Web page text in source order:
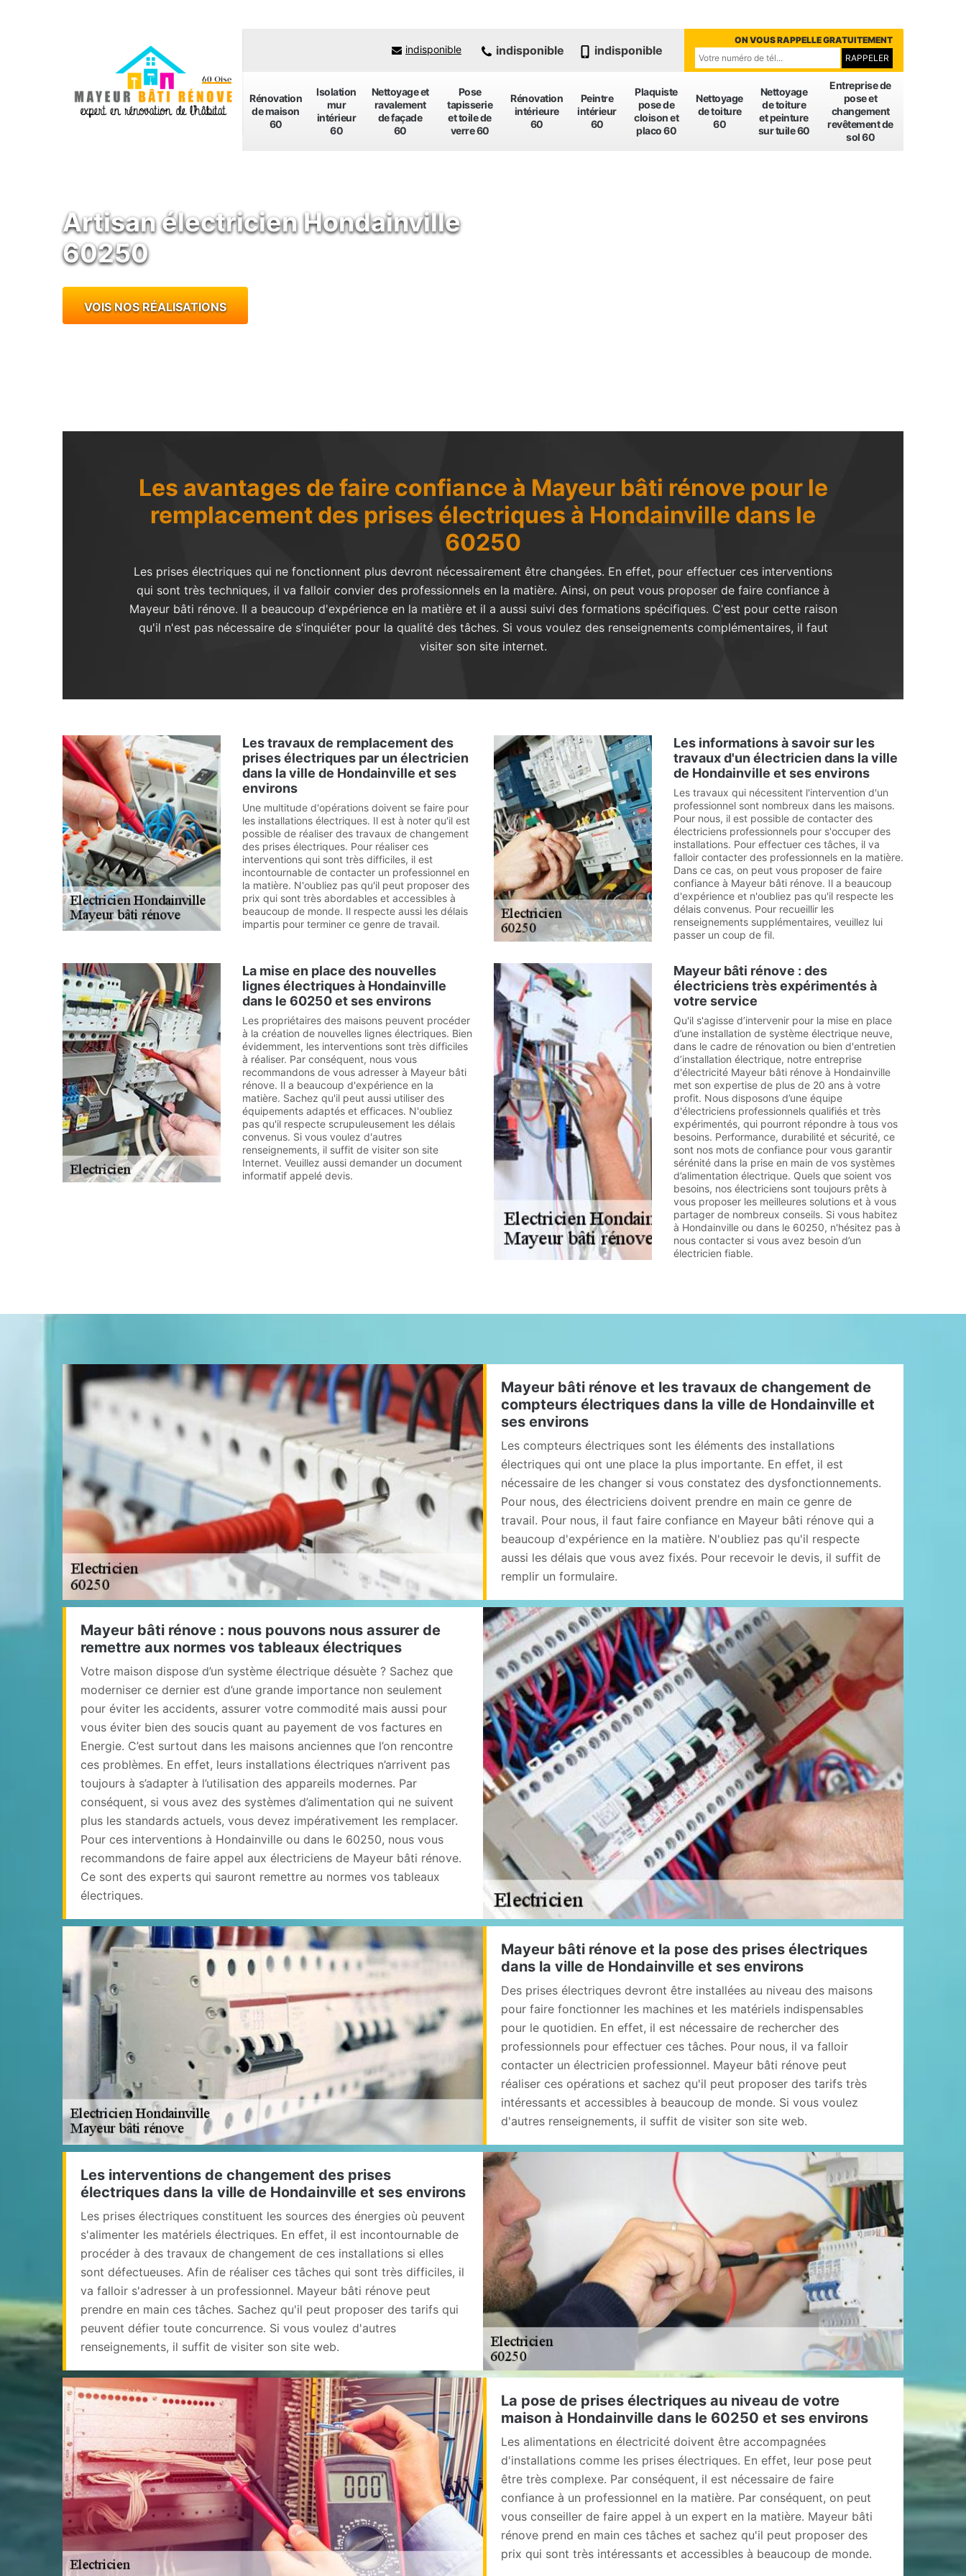
Rénovation
de maison
60
Isolation
mur
intérieur
60
Nettoyage et
ravalement
de façade
60
Pose
tapisserie
et toile de
verre 60
Rénovation
intérieure
60
Peintre
intérieur
60
Plaquiste
pose de
cloison et
placo 60
Nettoyage
de toiture
60
Nettoyage
de toiture
et peinture
sur tuile 60
Entreprise de
pose et
changement
revêtement de
sol 60
indisponible indisponible indisponible
ON VOUS RAPPELLE GRATUITEMENT
Artisan électricien Hondainville
60250
VOIS NOS RÉALISATIONS
Les avantages de faire confiance à Mayeur bâti rénove pour le
remplacement des prises électriques à Hondainville dans le
60250
Les prises électriques qui ne fonctionnent plus devront nécessairement être changées. En effet, pour effectuer ces interventions
qui sont très techniques, il va falloir convier des professionnels en la matière. Ainsi, on peut vous proposer de faire confiance à
Mayeur bâti rénove. Il a beaucoup d'expérience en la matière et il a aussi suivi des formations spécifiques. C'est pour cette raison
qu'il n'est pas nécessaire de s'inquiéter pour la qualité des tâches. Si vous voulez des renseignements complémentaires, il faut
visiter son site internet.
Les travaux de remplacement des
prises électriques par un électricien
dans la ville de Hondainville et ses
environs
Une multitude d'opérations doivent se faire pour
les installations électriques. Il est à noter qu'il est
possible de réaliser des travaux de changement
des prises électriques. Pour réaliser ces
interventions qui sont très difficiles, il est
incontournable de contacter un professionnel en
la matière. N'oubliez pas qu'il peut proposer des
prix qui sont très abordables et accessibles à
beaucoup de monde. Il respecte aussi les délais
impartis pour terminer ce genre de travail.
Les informations à savoir sur les
travaux d'un électricien dans la ville
de Hondainville et ses environs
Les travaux qui nécessitent l'intervention d'un
professionnel sont nombreux dans les maisons.
Pour nous, il est possible de contacter des
électriciens professionnels pour s'occuper des
installations. Pour effectuer ces tâches, il va
falloir contacter des professionnels en la matière.
Dans ce cas, on peut vous proposer de faire
confiance à Mayeur bâti rénove. Il a beaucoup
d'expérience et n'oubliez pas qu'il respecte les
délais convenus. Pour recueillir les
renseignements supplémentaires, veuillez lui
passer un coup de fil.
La mise en place des nouvelles
lignes électriques à Hondainville
dans le 60250 et ses environs
Les propriétaires des maisons peuvent procéder
à la création de nouvelles lignes électriques. Bien
évidemment, les interventions sont très difficiles
à réaliser. Par conséquent, nous vous
recommandons de vous adresser à Mayeur bâti
rénove. Il a beaucoup d'expérience en la
matière. Sachez qu'il peut aussi utiliser des
équipements adaptés et efficaces. N'oubliez
pas qu'il respecte scrupuleusement les délais
convenus. Si vous voulez d'autres
renseignements, il suffit de visiter son site
Internet. Veuillez aussi demander un document
informatif appelé devis.
Mayeur bâti rénove : des
électriciens très expérimentés à
votre service
Qu'il s'agisse d’intervenir pour la mise en place
d’une installation de système électrique neuve,
dans le cadre de rénovation ou bien d'entretien
d’installation électrique, notre entreprise
d'électricité Mayeur bâti rénove à Hondainville
met son expertise de plus de 20 ans à votre
profit. Nous disposons d’une équipe
d'électriciens professionnels qualifiés et très
expérimentés, qui pourront répondre à tous vos
besoins. Performance, durabilité et sécurité, ce
sont nos mots de confiance pour vous garantir
sérénité dans la prise en main de vos systèmes
d’alimentation électrique. Quels que soient vos
besoins, nos électriciens sont toujours prêts à
vous proposer les meilleures solutions et à vous
partager de nombreux conseils. Si vous habitez
à Hondainville ou dans le 60250, n'hésitez pas à
nous contacter si vous avez besoin d’un
électricien fiable.
Mayeur bâti rénove et les travaux de changement de
compteurs électriques dans la ville de Hondainville et
ses environs
Les compteurs électriques sont les éléments des installations
électriques qui ont une place la plus importante. En effet, il est
nécessaire de les changer si vous constatez des dysfonctionnements.
Pour nous, des électriciens doivent prendre en main ce genre de
travail. Pour nous, il faut faire confiance en Mayeur bâti rénove qui a
beaucoup d'expérience en la matière. N'oubliez pas qu'il respecte
aussi les délais que vous avez fixés. Pour recevoir le devis, il suffit de
remplir un formulaire.
Mayeur bâti rénove : nous pouvons nous assurer de
remettre aux normes vos tableaux électriques
Votre maison dispose d’un système électrique désuète ? Sachez que
moderniser ce dernier est d’une grande importance non seulement
pour éviter les accidents, assurer votre commodité mais aussi pour
vous éviter bien des soucis quant au payement de vos factures en
Energie. C’est surtout dans les maisons anciennes que l’on rencontre
ces problèmes. En effet, leurs installations électriques n’arrivent pas
toujours à s’adapter à l’utilisation des appareils modernes. Par
conséquent, si vous avez des systèmes d’alimentation qui ne suivent
plus les standards actuels, vous devez impérativement les remplacer.
Pour ces interventions à Hondainville ou dans le 60250, nous vous
recommandons de faire appel aux électriciens de Mayeur bâti rénove.
Ce sont des experts qui sauront remettre au normes vos tableaux
électriques.
Mayeur bâti rénove et la pose des prises électriques
dans la ville de Hondainville et ses environs
Des prises électriques devront être installées au niveau des maisons
pour faire fonctionner les machines et les matériels indispensables
pour le quotidien. En effet, il est nécessaire de rechercher des
professionnels pour effectuer ces tâches. Pour nous, il va falloir
contacter un électricien professionnel. Mayeur bâti rénove peut
réaliser ces opérations et sachez qu'il peut proposer des tarifs très
intéressants et accessibles à beaucoup de monde. Si vous voulez
d'autres renseignements, il suffit de visiter son site web.
Les interventions de changement des prises
électriques dans la ville de Hondainville et ses environs
Les prises électriques constituent les sources des énergies où peuvent
s'alimenter les matériels électriques. En effet, il est incontournable de
procéder à des travaux de changement de ces installations si elles
sont défectueuses. Afin de réaliser ces tâches qui sont très difficiles, il
va falloir s'adresser à un professionnel. Mayeur bâti rénove peut
prendre en main ces tâches. Sachez qu'il peut proposer des tarifs qui
peuvent défier toute concurrence. Si vous voulez d'autres
renseignements, il suffit de visiter son site web.
La pose de prises électriques au niveau de votre
maison à Hondainville dans le 60250 et ses environs
Les alimentations en électricité doivent être accompagnées
d'installations comme les prises électriques. En effet, leur pose peut
être très complexe. Par conséquent, il est nécessaire de faire
confiance à un professionnel en la matière. Par conséquent, on peut
vous conseiller de faire appel à un expert en la matière. Mayeur bâti
rénove prend en main ces tâches et sachez qu'il peut proposer des
prix qui sont très intéressants et accessibles à beaucoup de monde.